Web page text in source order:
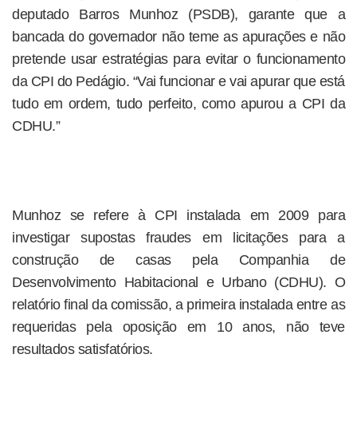
deputado Barros Munhoz (PSDB), garante que a
bancada do governador não teme as apurações e não
pretende usar estratégias para evitar o funcionamento
da CPI do Pedágio. “Vai funcionar e vai apurar que está
tudo em ordem, tudo perfeito, como apurou a CPI da
CDHU.”
Munhoz se refere à CPI instalada em 2009 para
investigar supostas fraudes em licitações para a
construção de casas pela Companhia de
Desenvolvimento Habitacional e Urbano (CDHU). O
relatório final da comissão, a primeira instalada entre as
requeridas pela oposição em 10 anos, não teve
resultados satisfatórios.